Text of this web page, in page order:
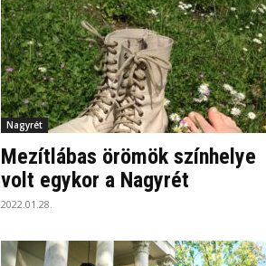
Nagyrét
Mezítlábas örömök színhelye
volt egykor a Nagyrét
2022.01.28.